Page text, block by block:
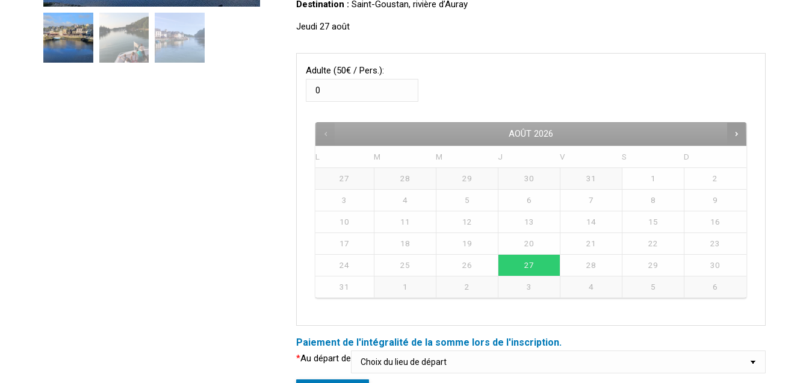
Destination : Saint-Goustan, rivière d’Auray
Jeudi 27 août
Adulte (50€ / Pers.):
AOÛT 2026
L M M J V S D
27 28 29 30 31 1 2
3 4 5 6 7 8 9
10 11 12 13 14 15 16
17 18 19 20 21 22 23
24 25 26 27 28 29 30
31 1 2 3 4 5 6
Paiement de l'intégralité de la somme lors de l'inscription.
*Au départ de